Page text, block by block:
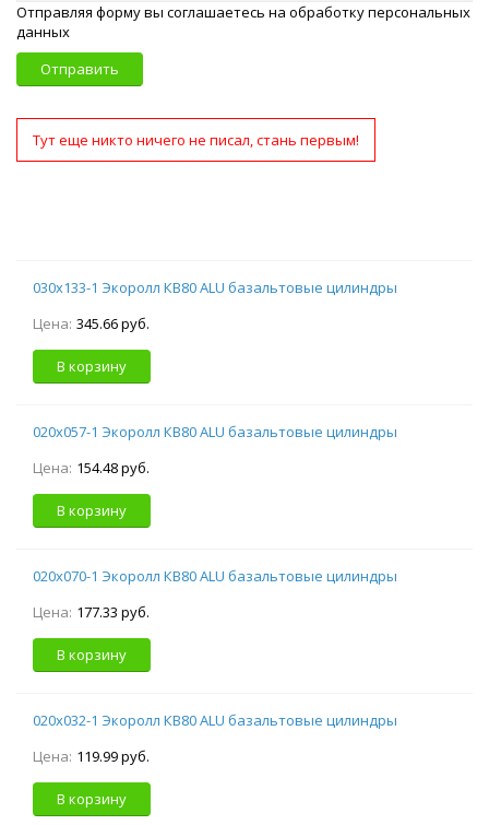
Отправляя форму вы соглашаетесь на обработку персональных
данных
Отправить
Тут еще никто ничего не писал, стань первым!
030х133-1 Экоролл КВ80 ALU базальтовые цилиндры
Цена: 345.66 руб.
В корзину
020х057-1 Экоролл КВ80 ALU базальтовые цилиндры
Цена: 154.48 руб.
В корзину
020х070-1 Экоролл КВ80 ALU базальтовые цилиндры
Цена: 177.33 руб.
В корзину
020х032-1 Экоролл КВ80 ALU базальтовые цилиндры
Цена: 119.99 руб.
В корзину